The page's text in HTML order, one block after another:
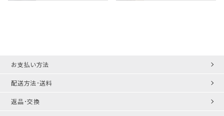
お支払い方法
配送方法･送料
返品･交換